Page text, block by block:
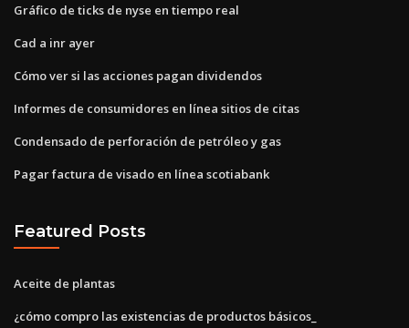
Gráfico de ticks de nyse en tiempo real
Cad a inr ayer
Cómo ver si las acciones pagan dividendos
Informes de consumidores en línea sitios de citas
Condensado de perforación de petróleo y gas
Pagar factura de visado en línea scotiabank
Featured Posts
Aceite de plantas
¿cómo compro las existencias de productos básicos_